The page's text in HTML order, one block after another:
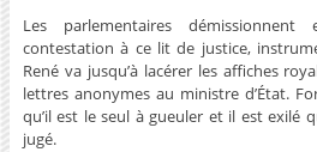
Les parlementaires
contestation à ce lit de justice,
René va jusqu’à lacérer les affiches
lettres anonymes au ministre d’État.
qu’il est le seul à gueuler et il est exilé
jugé.